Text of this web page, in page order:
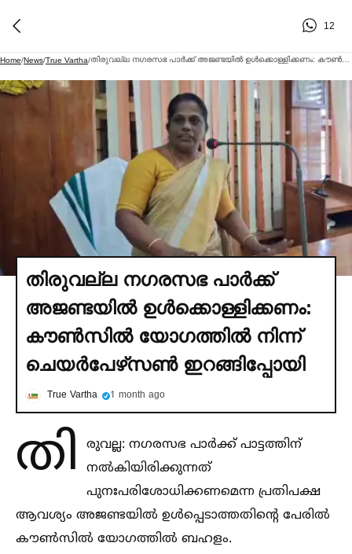
12
Home/News/True Vartha/
തിരുവല്ല നഗരസഭ പാര്‍ക്ക്
അജണ്ടയില്‍ ഉള്‍ക്കൊള്ളിക്കണം:
കൗണ്‍സില്‍ യോഗത്തില്‍ നിന്ന്
ചെയര്‍പേഴ്‌സണ്‍ ഇറങ്ങിപ്പോയി
True Vartha 1 month ago
തി
രുവല്ല: നഗരസഭ പാര്‍ക്ക് പാട്ടത്തിന്
നല്‍കിയിരിക്കുന്നത്
പുനഃപരിശോധിക്കണമെന്ന പ്രതിപക്ഷ
ആവശ്യം അജണ്ടയില്‍ ഉള്‍പ്പെടാത്തതിന്റെ പേരില്‍
കൗണ്‍സില്‍ യോഗത്തില്‍ ബഹളം.